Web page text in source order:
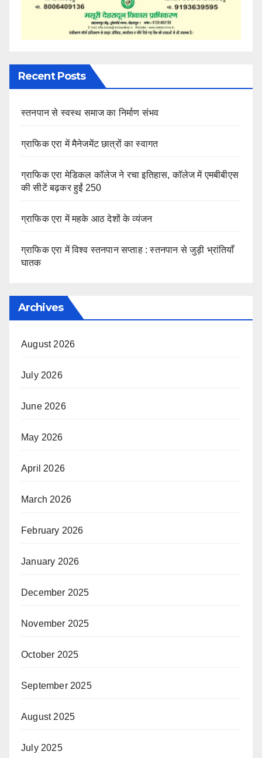
Recent Posts
स्तनपान से स्वस्थ समाज का निर्माण संभव
ग्राफिक एरा में मैनेजमेंट छात्रों का स्वागत
ग्राफिक एरा मेडिकल कॉलेज ने रचा इतिहास, कॉलेज में एमबीबीएस
की सीटें बढ़कर हुईं 250
ग्राफिक एरा में महके आठ देशों के व्यंजन
ग्राफिक एरा में विश्व स्तनपान सप्ताह : स्तनपान से जुड़ी भ्रांतियाँ
घातक
Archives
August 2026
July 2026
June 2026
May 2026
April 2026
March 2026
February 2026
January 2026
December 2025
November 2025
October 2025
September 2025
August 2025
July 2025